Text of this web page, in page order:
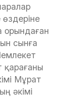
орындаған
сынға
Мұрат
әкімі